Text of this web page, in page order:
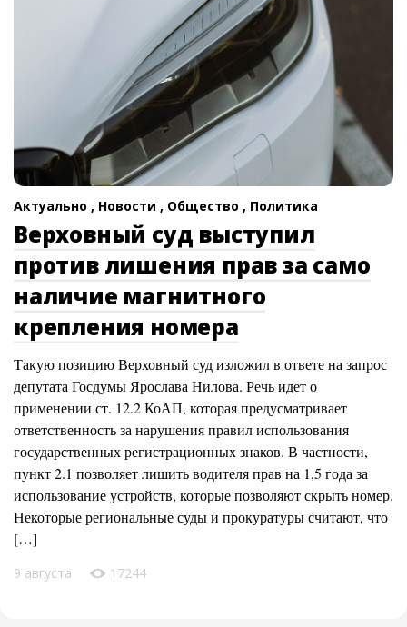
Актуально , Новости , Общество , Политика
Верховный суд выступил
против лишения прав за само
наличие магнитного
крепления номера
Такую позицию Верховный суд изложил в ответе на запрос
депутата Госдумы Ярослава Нилова. Речь идет о
применении ст. 12.2 КоАП, которая предусматривает
ответственность за нарушения правил использования
государственных регистрационных знаков. В частности,
пункт 2.1 позволяет лишить водителя прав на 1,5 года за
использование устройств, которые позволяют скрыть номер.
Некоторые региональные суды и прокуратуры считают, что
[…]
9 августа 17244